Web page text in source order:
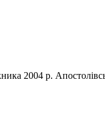
2004 р.